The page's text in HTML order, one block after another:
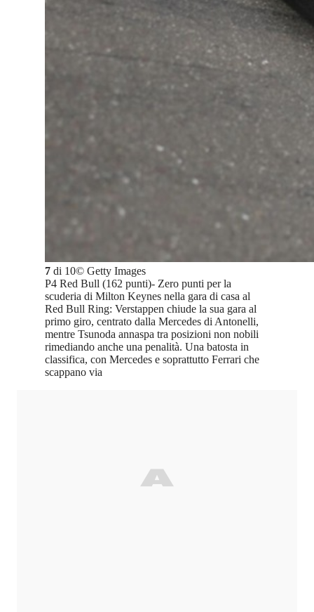
7 di 10© Getty Images
P4 Red Bull (162 punti)- Zero punti per la
scuderia di Milton Keynes nella gara di casa al
Red Bull Ring: Verstappen chiude la sua gara al
primo giro, centrato dalla Mercedes di Antonelli,
mentre Tsunoda annaspa tra posizioni non nobili
rimediando anche una penalità. Una batosta in
classifica, con Mercedes e soprattutto Ferrari che
scappano via